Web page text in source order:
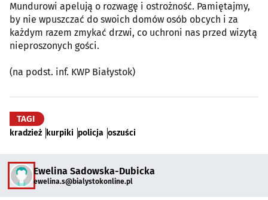
Mundurowi apelują o rozwagę i ostrożność. Pamiętajmy,
by nie wpuszczać do swoich domów osób obcych i za
każdym razem zmykać drzwi, co uchroni nas przed wizytą
nieproszonych gości.
(na podst. inf. KWP Białystok)
TAGI
kradzież kurpiki policja oszuści
Ewelina Sadowska-Dubicka
ewelina.s@bialystokonline.pl